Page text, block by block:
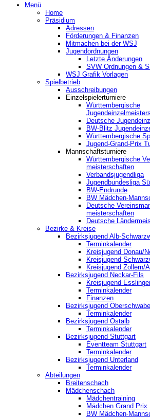
Menü
Home
Präsidium
Adressen
Förderungen & Finanzen
Mitmachen bei der WSJ
Jugendordnungen
Letzte Änderungen
SVW Ordnungen &
WSJ Grafik Vorlagen
Spielbetrieb
Ausschreibungen
Einzelspielerturniere
Württembergische
Deutsche
BW-Blitz
Württembergische
Jugend-Grand-Prix
Mannschaftsturniere
Württembergische
meisterschaften
Verbandsjugendliga
Jugendbundesliga
BW-Endrunde
BW Mädchen-
Deutsche
meisterschaften
Deutsche
Bezirke & Kreise
Bezirksjugend Alb-
Terminkalender
Kreisjugend Donau/
Kreisjugend
Kreisjugend Zollern/
Bezirksjugend Neckar-Fils
Kreisjugend
Terminkalender
Finanzen
Bezirksjugend
Terminkalender
Bezirksjugend Ostalb
Terminkalender
Bezirksjugend Stuttgart
‎Eventteam Stuttgart
Terminkalender
Bezirksjugend Unterland
Terminkalender
Abteilungen
Breitenschach
Mädchenschach
Mädchentraining
Mädchen Grand Prix
BW Mädchen-